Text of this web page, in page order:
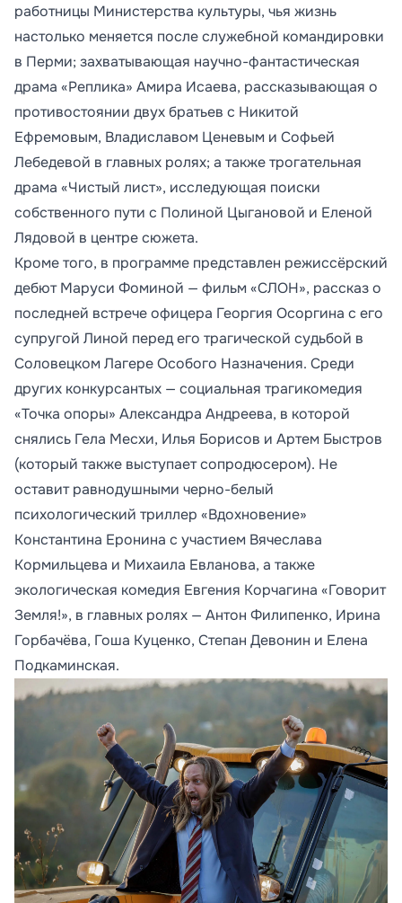
работницы Министерства культуры, чья жизнь
настолько меняется после служебной командировки
в Перми; захватывающая научно-фантастическая
драма «Реплика» Амира Исаева, рассказывающая о
противостоянии двух братьев с Никитой
Ефремовым, Владиславом Ценевым и Софьей
Лебедевой в главных ролях; а также трогательная
драма «Чистый лист», исследующая поиски
собственного пути с Полиной Цыгановой и Еленой
Лядовой в центре сюжета.
Кроме того, в программе представлен режиссёрский
дебют Маруси Фоминой — фильм «СЛОН», рассказ о
последней встрече офицера Георгия Осоргина с его
супругой Линой перед его трагической судьбой в
Соловецком Лагере Особого Назначения. Среди
других конкурсантых — социальная трагикомедия
«Точка опоры» Александра Андреева, в которой
снялись Гела Месхи, Илья Борисов и Артем Быстров
(который также выступает сопродюсером). Не
оставит равнодушными черно-белый
психологический триллер «Вдохновение»
Константина Еронина с участием Вячеслава
Кормильцева и Михаила Евланова, а также
экологическая комедия Евгения Корчагина «Говорит
Земля!», в главных ролях — Антон Филипенко, Ирина
Горбачёва, Гоша Куценко, Степан Девонин и Елена
Подкаминская.